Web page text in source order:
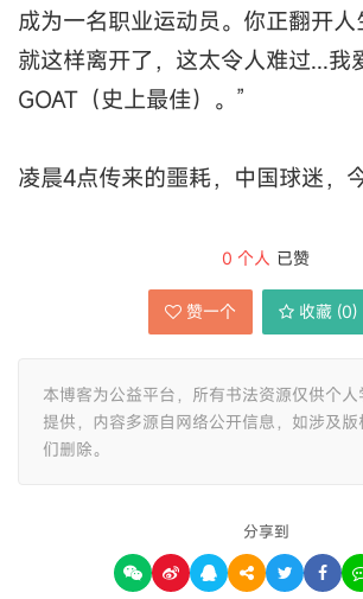
成为一名职业运动员。你正翻开
就这样离开了，这太令人难过...我
GOAT（史上最佳）。”
凌晨4点传来的噩耗，中国球迷，
0 个人 已赞
赞一个 收藏 (0)
本博客为公益平台，所有书法资源仅供个
提供，内容多源自网络公开信息，如涉及
们删除。
分享到